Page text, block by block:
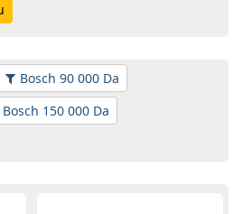
Bosch 90 000 Da
Bosch 150 000 Da